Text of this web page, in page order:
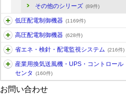
その他のシリーズ (89件)
低圧配電制御機器 (1169件)
高圧配電制御機器 (628件)
省エネ・検針・配電監視システム (216件)
産業用換気送風機・UPS・コントロール
センタ
(160件)
お問い合わせ